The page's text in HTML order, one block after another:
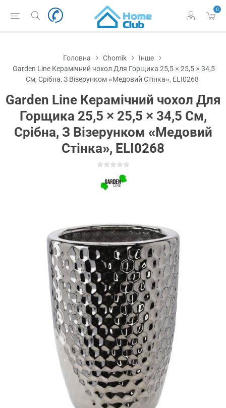
0
Головна Chomik
Інше
Garden Line Керамічний чохол Для Горщика 25,5 × 25,5 × 34,5
См, Срібна, З Візерунком «Медовий Стінка», ELI0268
Garden Line Керамічний чохол Для
Горщика 25,5 × 25,5 × 34,5 См,
Срібна, З Візерунком «Медовий
Стінка», ELI0268